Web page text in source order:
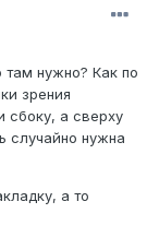
нужно? Как по
зрения
сбоку, а сверху
случайно нужна
а то